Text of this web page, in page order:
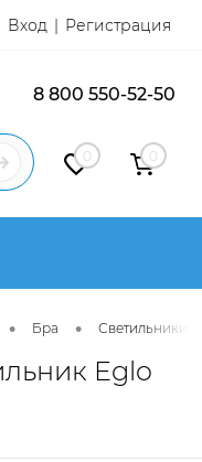
Вход Регистрация
8 800 550-52-50
0 0
• Бра • Светильники
Eglo